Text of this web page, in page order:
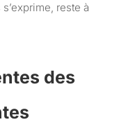
reste à
des